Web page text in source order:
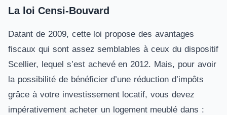
La loi Censi-Bouvard
Datant de 2009, cette loi propose des avantages
fiscaux qui sont assez semblables à ceux du dispositif
Scellier, lequel s’est achevé en 2012. Mais, pour avoir
la possibilité de bénéficier d’une réduction d’impôts
grâce à votre investissement locatif, vous devez
impérativement acheter un logement meublé dans :